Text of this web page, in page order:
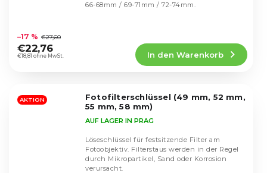
durchschnittliche
Produktbewertung
ist
Sternen.
€18,81 ohne MwSt.
–17 % €27,60
€22,76
In den Warenkorb
66-68mm / 69-71mm / 72-74mm.
AKTION
Fotofilterschlüssel (49 mm, 52 mm,
55 mm, 58 mm)
AUF LAGER IN PRAG
Löseschlüssel für festsitzende Filter am
Fotoobjektiv. Filterstaus werden in der Regel
durch Mikropartikel, Sand oder Korrosion
verursacht.